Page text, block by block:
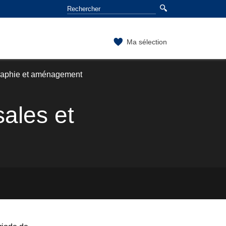
Ma sélection
et aménagement
et